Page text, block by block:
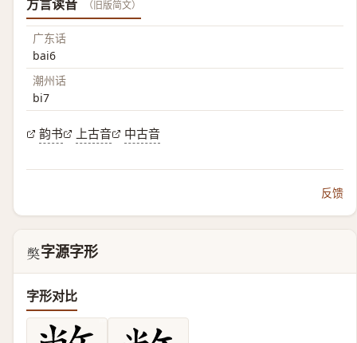
方言读音 （旧版简文）
广东话
bai6
潮州话
bi7
韵书 上古音 中古音
反馈
𡚁 字源字形
字形对比